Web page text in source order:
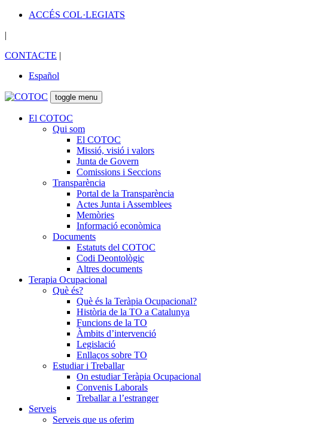
ACCÉS COL·LEGIATS
|
CONTACTE |
Español
toggle menu
El COTOC
Qui som
El COTOC
Missió, visió i valors
Junta de Govern
Comissions i Seccions
Transparència
Portal de la Transparència
Actes Junta i Assemblees
Memòries
Informació econòmica
Documents
Estatuts del COTOC
Codi Deontològic
Altres documents
Terapia Ocupacional
Què és?
Què és la Teràpia Ocupacional?
Història de la TO a Catalunya
Funcions de la TO
Àmbits d’intervenció
Legislació
Enllaços sobre TO
Estudiar i Treballar
On estudiar Teràpia Ocupacional
Convenis Laborals
Treballar a l’estranger
Serveis
Serveis que us oferim